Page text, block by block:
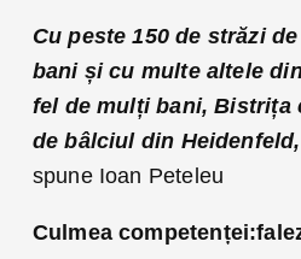
Cu peste 150 de străzi
bani și cu multe altele
fel de mulți bani, Bistrița
de bâlciul din
spune Ioan Peteleu
Culmea